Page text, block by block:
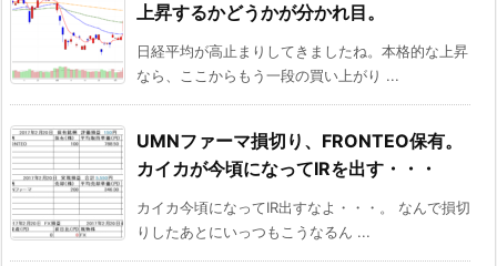
上昇するかどうかが分かれ目。
日経平均が高止まりしてきましたね。本格的な上昇
なら、ここからもう一段の買い上がり ...
UMNファーマ損切り、FRONTEO保有。
カイカが今頃になってIRを出す・・・
カイカ今頃になってIR出すなよ・・・。 なんで損切
りしたあとにいっつもこうなるん ...